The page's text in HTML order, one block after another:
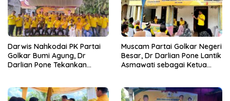
Darwis Nahkodai PK Partai
Golkar Bumi Agung, Dr
Darlian Pone Tekankan
Muscam Partai Golkar Negeri
Besar, Dr Darlian Pone Lantik
Asmawati sebagai Ketua